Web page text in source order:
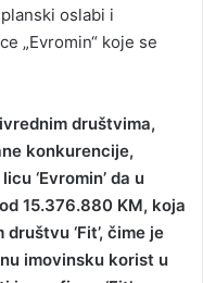
oslabi i
„Evromin“ koje se
društvima,
konkurencije,
‘Evromin’ da u
15.376.880 KM, koja
‘Fit’, čime je
imovinsku korist u